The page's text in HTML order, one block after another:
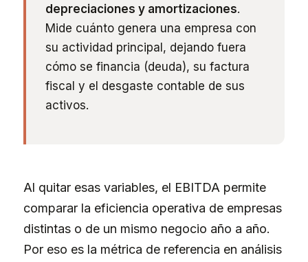
depreciaciones y amortizaciones.
Mide cuánto genera una empresa con
su actividad principal, dejando fuera
cómo se financia (deuda), su factura
fiscal y el desgaste contable de sus
activos.
Al quitar esas variables, el EBITDA permite
comparar la eficiencia operativa de empresas
distintas o de un mismo negocio año a año.
Por eso es la métrica de referencia en análisis